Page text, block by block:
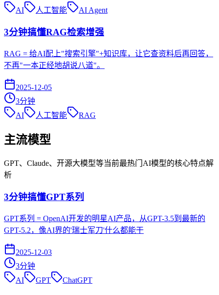
AI
人工智能 AI Agent
3分钟搞懂RAG检索增强
RAG = 给AI配上"搜索引擎"+知识库，让它查资料后再回答，
不再"一本正经地胡说八道"。
2025-12-05
3分钟
AI
人工智能 RAG
主流模型
GPT、Claude、开源大模型等当前最热门AI模型的核心特点解
析
3分钟搞懂GPT系列
GPT系列 = OpenAI开发的明星AI产品，从GPT-3.5到最新的
GPT-5.2，像AI界的'瑞士军刀'什么都能干
2025-12-03
3分钟
AI
GPT ChatGPT